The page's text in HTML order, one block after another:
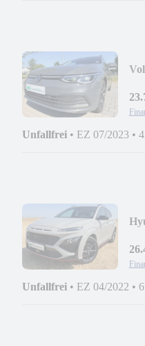
Unfallfrei • EZ 07/2023 •
Unfallfrei • EZ 04/2022 •